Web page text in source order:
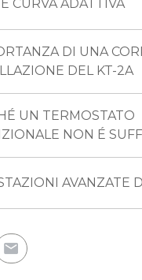
CURVA ADATTIVA
DI UNA
DEL KT-2A
UN TERMOSTATO
NON É
AVANZATE